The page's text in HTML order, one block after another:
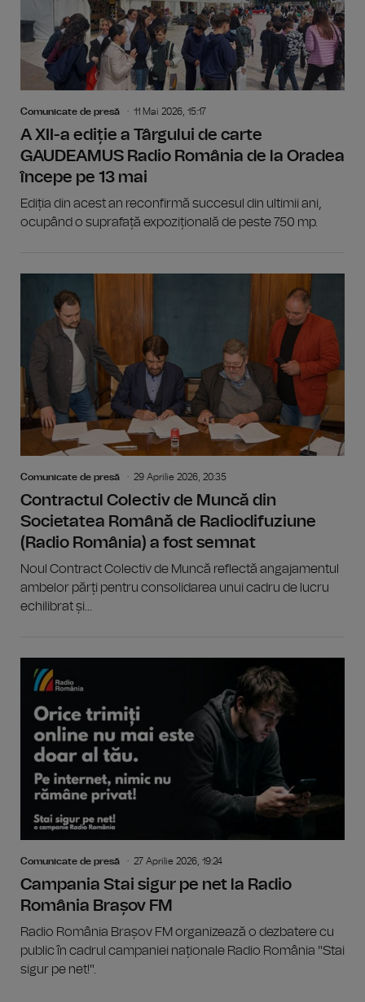
Comunicate de presă 11 Mai 2026, 15:17
A XII-a ediție a Târgului de carte
GAUDEAMUS Radio România de la Oradea
începe pe 13 mai
Ediția din acest an reconfirmă succesul din ultimii ani,
ocupând o suprafață expozițională de peste 750 mp.
Comunicate de presă 29 Aprilie 2026, 20:35
Contractul Colectiv de Muncă din
Societatea Română de Radiodifuziune
(Radio România) a fost semnat
Noul Contract Colectiv de Muncă reflectă angajamentul
ambelor părți pentru consolidarea unui cadru de lucru
echilibrat și...
Comunicate de presă 27 Aprilie 2026, 19:24
Campania Stai sigur pe net la Radio
România Brașov FM
Radio România Brașov FM organizează o dezbatere cu
public în cadrul campaniei naționale Radio România "Stai
sigur pe net!".